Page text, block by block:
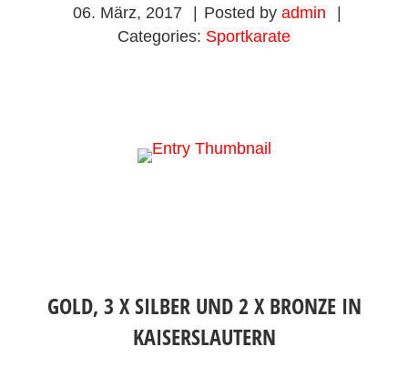
06. März, 2017 Posted by admin
Categories: Sportkarate
GOLD, 3 X SILBER UND 2 X BRONZE IN
KAISERSLAUTERN